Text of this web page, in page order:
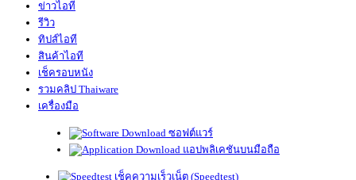
ข่าวไอที
รีวิว
ทิปส์ไอที
สินค้าไอที
เช็ครอบหนัง
รวมคลิป Thaiware
เครื่องมือ
ซอฟต์แวร์
แอปพลิเคชันบนมือถือ
เช็คความเร็วเน็ต (Speedtest)